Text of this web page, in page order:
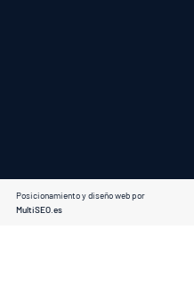
Posicionamiento y diseño web por
MultiSEO.es